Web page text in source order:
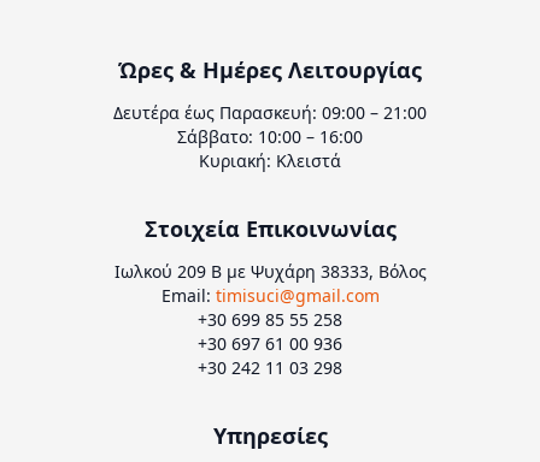
Ώρες & Ημέρες Λειτουργίας
Δευτέρα έως Παρασκευή: 09:00 – 21:00
Σάββατο: 10:00 – 16:00
Κυριακή: Κλειστά
Στοιχεία Επικοινωνίας
Ιωλκού 209 Β με Ψυχάρη 38333, Βόλος
Email: timisuci@gmail.com
+30 699 85 55 258
+30 697 61 00 936
+30 242 11 03 298
Υπηρεσίες